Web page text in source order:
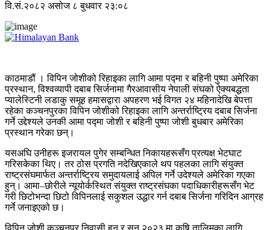
वि.सं.२०८२ असोज ८ बुधवार २३:०८
काठमाडौं । विपिन जोशीको रिहाइका लागि आमा पद्मा र बहिनी पुष्पा अमेरिका
प्रस्थान, विश्वव्यापी दबाब सिर्जनामा गैरआवासीय नेपाली संघको ऐक्यबद्धता
प्यालेस्टिनी लडाकु समूह हमासद्वारा अपहरण भई विगत २४ महिनादेखि बेपत्ता
रहेका कञ्चनपुरका विपिन जोशीको रिहाइका लागि अन्तर्राष्ट्रिय दबाब सिर्जना
गर्ने उद्देश्यले उनकी आमा पद्मा जोशी र बहिनी पुष्पा जोशी बुधबार अमेरिका
प्रस्थान गरेका छन्।
यसअघि उनीहरू इजरायल पुगेर सम्बन्धित निकायहरूसँग प्रत्यक्ष भेटघाट
गरिसकेका थिए। तर ठोस प्रगति नदेखिएकाले थप पहलका लागि संयुक्त
राष्ट्रसंघमार्फत अन्तर्राष्ट्रिय समुदायलाई अपिल गर्ने उदेश्यले अमेरिका गएका
हुन्। आमा–छोरीले न्यूयोर्कस्थित संयुक्त राष्ट्रसंघका पदाधिकारीहरूसँग भेट
गरी छिटोभन्दा छिटो विपिनलाई सकुशल उद्धार गर्न दबाब सिर्जना गरिदिन आग्रह
गर्ने जनाइएको छ।